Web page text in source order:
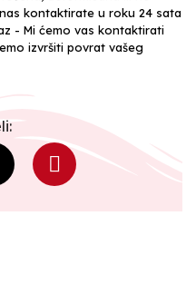
kontaktirate u roku 24 sata
- Mi ćemo vas kontaktirati
izvršiti povrat vašeg